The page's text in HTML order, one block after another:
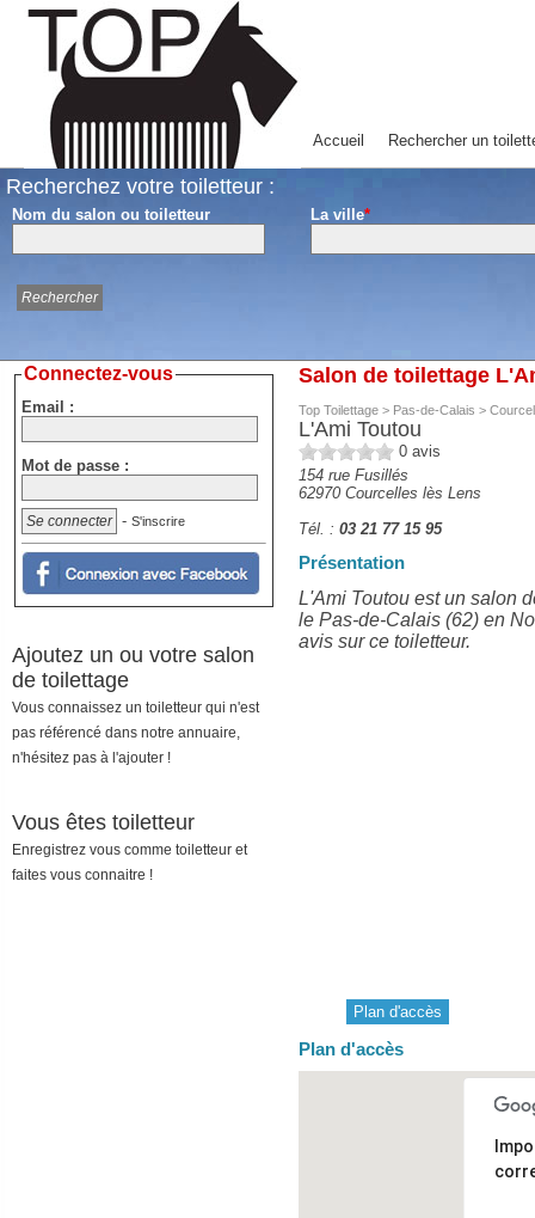
Accueil Rechercher un
Recherchez votre toiletteur :
Nom du salon ou toiletteur La ville*
Salon de toilettage
Top Toilettage > Pas-de-Calais >
L'Ami Toutou
0 avis
154 rue Fusillés
62970 Courcelles lès Lens
Tél. : 03 21 77 15 95
Présentation
L'Ami Toutou est un salon
le Pas-de-Calais (62) en
avis sur ce toiletteur.
Plan d'accès
Plan d'accès
Connectez-vous
Email :
Mot de passe :
- S'inscrire
Ajoutez un ou votre salon
de toilettage
Vous connaissez un toiletteur qui n'est
pas référencé dans notre annuaire,
n'hésitez pas à l'ajouter !
Vous êtes toiletteur
Enregistrez vous comme toiletteur et
faites vous connaitre !